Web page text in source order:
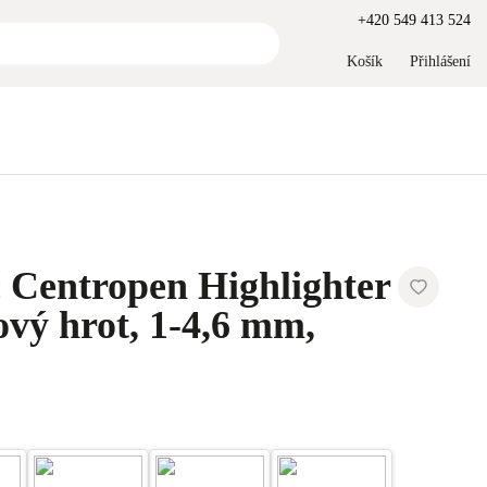
+420 549 413 524
Košík Přihlášení
Centropen Highlighter
hrot, 1-4,6 mm,